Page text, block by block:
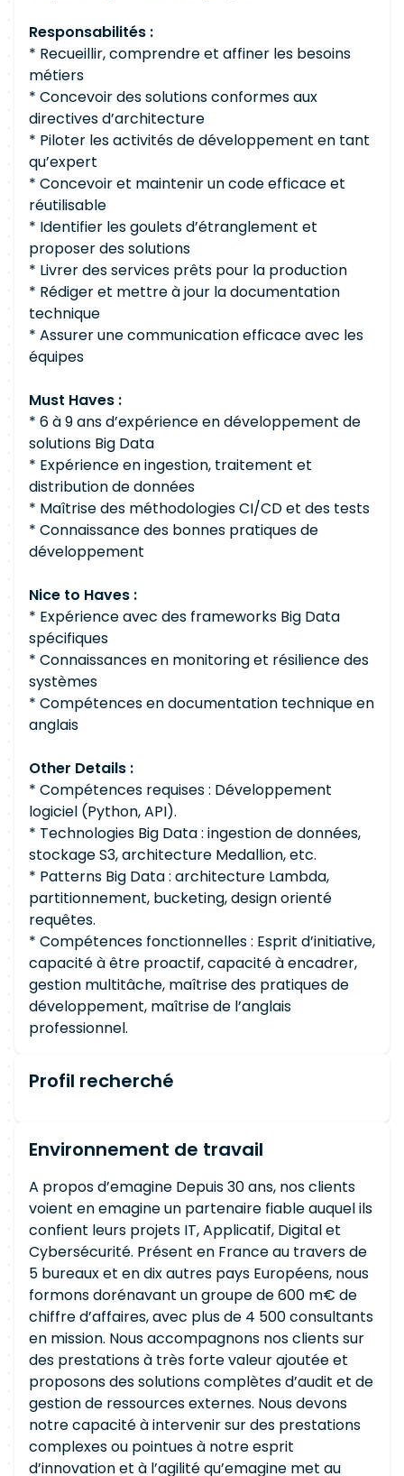
Responsabilités :
* Recueillir, comprendre et affiner les besoins
métiers
* Concevoir des solutions conformes aux
directives d’architecture
* Piloter les activités de développement en tant
qu’expert
* Concevoir et maintenir un code efficace et
réutilisable
* Identifier les goulets d’étranglement et
proposer des solutions
* Livrer des services prêts pour la production
* Rédiger et mettre à jour la documentation
technique
* Assurer une communication efficace avec les
équipes
Must Haves :
* 6 à 9 ans d’expérience en développement de
solutions Big Data
* Expérience en ingestion, traitement et
distribution de données
* Maîtrise des méthodologies CI/CD et des tests
* Connaissance des bonnes pratiques de
développement
Nice to Haves :
* Expérience avec des frameworks Big Data
spécifiques
* Connaissances en monitoring et résilience des
systèmes
* Compétences en documentation technique en
anglais
Other Details :
* Compétences requises : Développement
logiciel (Python, API).
* Technologies Big Data : ingestion de données,
stockage S3, architecture Medallion, etc.
* Patterns Big Data : architecture Lambda,
partitionnement, bucketing, design orienté
requêtes.
* Compétences fonctionnelles : Esprit d’initiative,
capacité à être proactif, capacité à encadrer,
gestion multitâche, maîtrise des pratiques de
développement, maîtrise de l’anglais
professionnel.
Profil recherché
Environnement de travail
A propos d’emagine Depuis 30 ans, nos clients
voient en emagine un partenaire fiable auquel ils
confient leurs projets IT, Applicatif, Digital et
Cybersécurité. Présent en France au travers de
5 bureaux et en dix autres pays Européens, nous
formons dorénavant un groupe de 600 m€ de
chiffre d’affaires, avec plus de 4 500 consultants
en mission. Nous accompagnons nos clients sur
des prestations à très forte valeur ajoutée et
proposons des solutions complètes d’audit et de
gestion de ressources externes. Nous devons
notre capacité à intervenir sur des prestations
complexes ou pointues à notre esprit
d’innovation et à l’agilité qu’emagine met au